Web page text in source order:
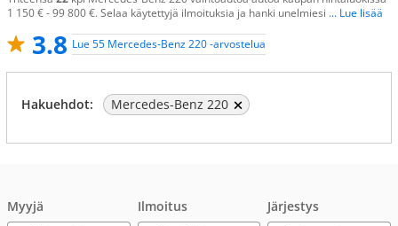
1 150 € - 99 800 €. Selaa käytettyjä ilmoituksia ja hanki unelmiesi ... Lue lisää
3.8 Lue 55 Mercedes-Benz 220 -arvostelua
Hakuehdot: Mercedes-Benz 220
Myyjä
Ilmoitus Järjestys